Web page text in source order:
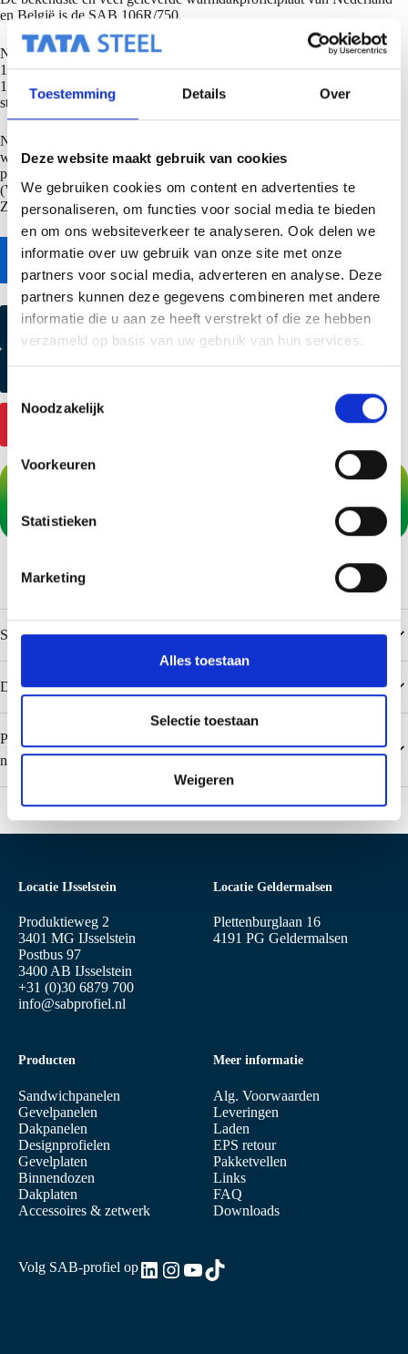
Toestemming Details Over
Deze website maakt gebruik van cookies
We gebruiken cookies om content en advertenties te
personaliseren, om functies voor social media te bieden
en om ons websiteverkeer te analyseren. Ook delen we
informatie over uw gebruik van onze site met onze
partners voor social media, adverteren en analyse. Deze
partners kunnen deze gegevens combineren met andere
informatie die u aan ze heeft verstrekt of die ze hebben
verzameld op basis van uw gebruik van hun services.
T
e
g
s
l
e
c
t
i
Noodzakelijk
Voorkeuren
Statistieken
Marketing
Alles toestaan
Selectie toestaan
Weigeren
en België is de SAB 106R/750.
Najaar 2008 is het meest gangbare profielplaat dak, de SAB
106R/750, aangepast en verbeterd en is het nu de SAB
106R+/750. De optimalisatie van het profiel heeft geresulteerd in een
sterker en stijver 106R profiel.
Natuurlijk kan het warmdakprofiel SAB 106R+/750 ook in perfo
worden uitgevoerd en met de A-zijde boven. De A-zijde boven
pakketten warmdakplaat SAB 106R+/750 kunnen dan met een
(Viavac) vacuumheffer arbo vriendelijk verantwoord worden gelegd.
Zie deSAB dakplaten leggen paginavoor meer informatie.
Naar online bestekservice
Kleurmonster aanvragen
Productmonster aanvragen
Specificaties
Downloads
Populaire kleuren Colorcoat PE 25 / Polyester (0,50 en 0,63 mm
niet voor dakplaten)
Locatie IJsselstein
Produktieweg 2
3401 MG IJsselstein
Postbus 97
3400 AB IJsselstein
+31 (0)30 6879 700
info@sabprofiel.nl
Producten
Sandwichpanelen
Gevelpanelen
Dakpanelen
Designprofielen
Gevelplaten
Binnendozen
Dakplaten
Accessoires & zetwerk
Meer informatie
Alg. Voorwaarden
Leveringen
Laden
EPS retour
Pakketvellen
Links
FAQ
Downloads
Locatie Geldermalsen
Plettenburglaan 16
4191 PG Geldermalsen
Volg SAB-profiel opLinkedIn
Instagram
YouTube
TikTok